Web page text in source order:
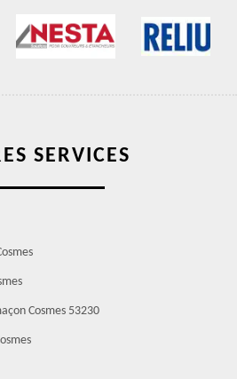
SERVICES
Cosmes 53230